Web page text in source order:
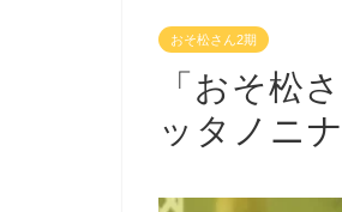
おそ松さん2期
「おそ松
ッタノニ